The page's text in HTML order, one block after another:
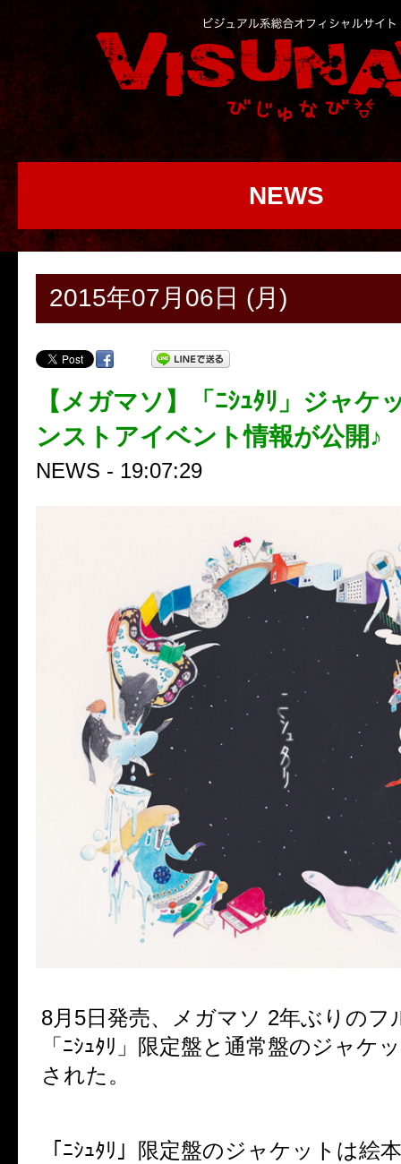
NEWS
2015年07月06日 (月)
【メガマソ】「ﾆｼｭﾀﾘ」ジャケ
ンストアイベント情報が公開♪
NEWS - 19:07:29
8月5日発売、メガマソ 2年ぶりのフ
「ﾆｼｭﾀﾘ」限定盤と通常盤のジャケ
された。
「ﾆｼｭﾀﾘ」限定盤のジャケットは絵